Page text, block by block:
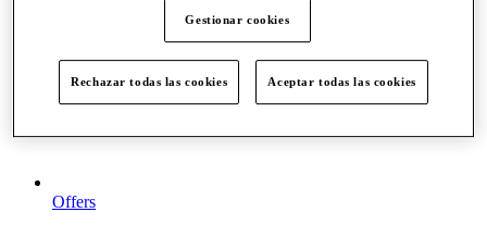
Offers
Gestionar cookies
Rechazar todas las cookies Aceptar todas las cookies